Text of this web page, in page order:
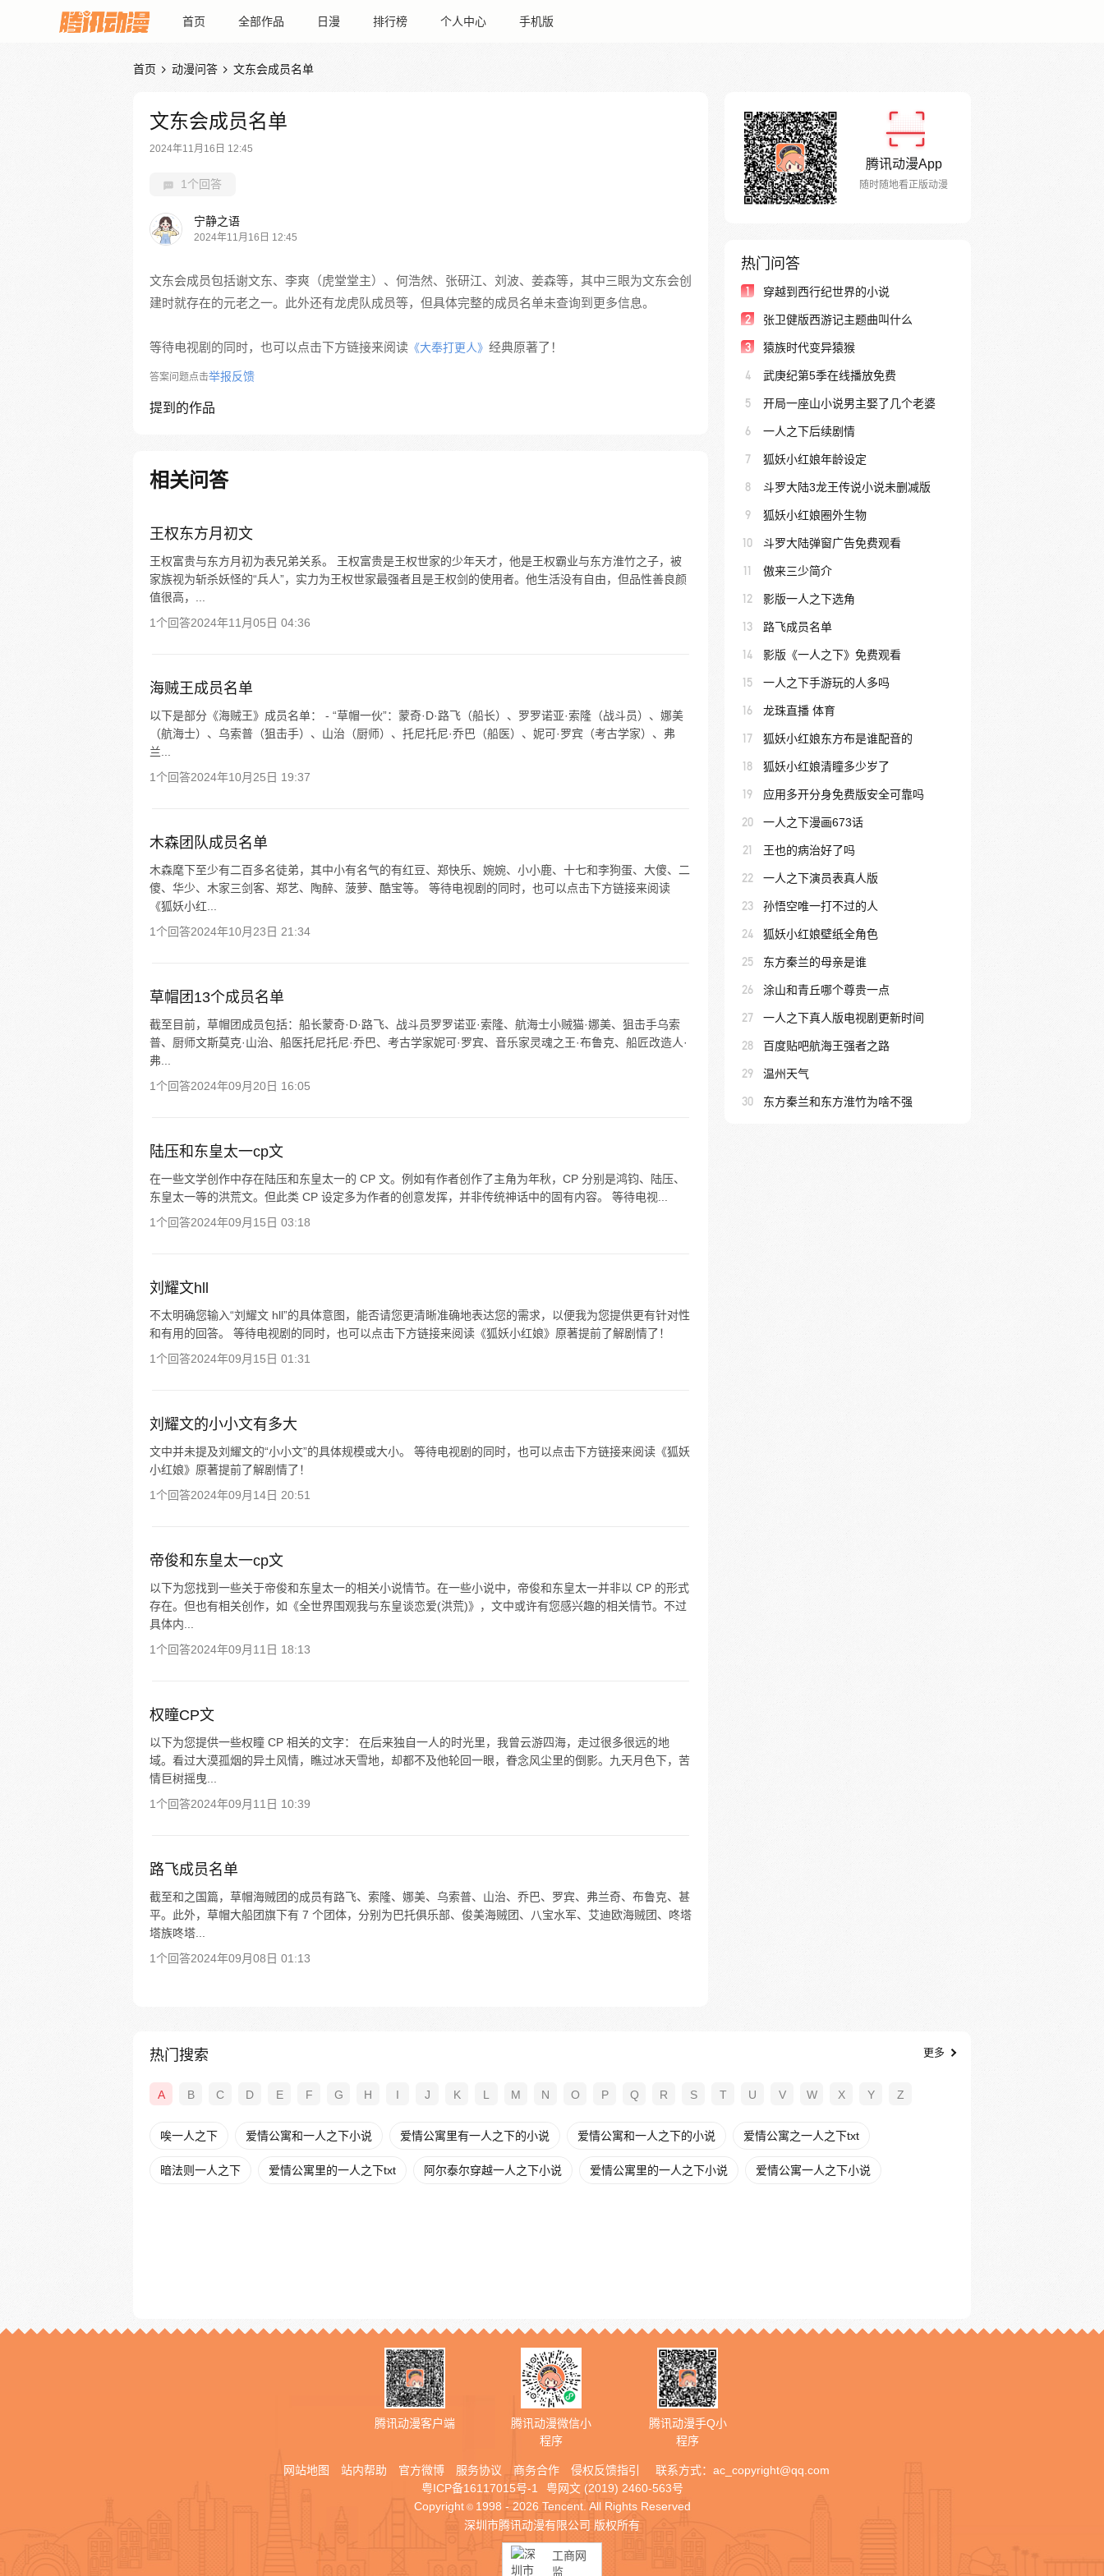
首页 全部作品 日漫 排行榜 个人中心 手机版
首页  动漫问答  文东会成员名单
文东会成员名单
2024年11月16日 12:45
1个回答
宁静之语
2024年11月16日 12:45
文东会成员包括谢文东、李爽（虎堂堂主）、何浩然、张研江、刘波、姜森等，其中三眼为文东会创
建时就存在的元老之一。此外还有龙虎队成员等，但具体完整的成员名单未查询到更多信息。
等待电视剧的同时，也可以点击下方链接来阅读 《大奉打更人》 经典原著了！
答案问题点击举报反馈
提到的作品
相关问答
王权东方月初文
王权富贵与东方月初为表兄弟关系。 王权富贵是王权世家的少年天才，他是王权霸业与东方淮竹之子，被
家族视为斩杀妖怪的“兵人”，实力为王权世家最强者且是王权剑的使用者。他生活没有自由，但品性善良颜
值很高，...
1个回答2024年11月05日 04:36
海贼王成员名单
以下是部分《海贼王》成员名单： - “草帽一伙”：蒙奇·D·路飞（船长）、罗罗诺亚·索隆（战斗员）、娜美
（航海士）、乌索普（狙击手）、山治（厨师）、托尼托尼·乔巴（船医）、妮可·罗宾（考古学家）、弗
兰...
1个回答2024年10月25日 19:37
木森团队成员名单
木森麾下至少有二百多名徒弟，其中小有名气的有红豆、郑快乐、婉婉、小小鹿、十七和李狗蛋、大傻、二
傻、华少、木家三剑客、郑艺、陶醉、菠萝、酷宝等。 等待电视剧的同时，也可以点击下方链接来阅读
《狐妖小红...
1个回答2024年10月23日 21:34
草帽团13个成员名单
截至目前，草帽团成员包括：船长蒙奇·D·路飞、战斗员罗罗诺亚·索隆、航海士小贼猫·娜美、狙击手乌索
普、厨师文斯莫克·山治、船医托尼托尼·乔巴、考古学家妮可·罗宾、音乐家灵魂之王·布鲁克、船匠改造人·
弗...
1个回答2024年09月20日 16:05
陆压和东皇太一cp文
在一些文学创作中存在陆压和东皇太一的 CP 文。例如有作者创作了主角为年秋，CP 分别是鸿钧、陆压、
东皇太一等的洪荒文。但此类 CP 设定多为作者的创意发挥，并非传统神话中的固有内容。 等待电视...
1个回答2024年09月15日 03:18
刘耀文hll
不太明确您输入“刘耀文 hll”的具体意图，能否请您更清晰准确地表达您的需求，以便我为您提供更有针对性
和有用的回答。 等待电视剧的同时，也可以点击下方链接来阅读《狐妖小红娘》原著提前了解剧情了！
1个回答2024年09月15日 01:31
刘耀文的小小文有多大
文中并未提及刘耀文的“小小文”的具体规模或大小。 等待电视剧的同时，也可以点击下方链接来阅读《狐妖
小红娘》原著提前了解剧情了！
1个回答2024年09月14日 20:51
帝俊和东皇太一cp文
以下为您找到一些关于帝俊和东皇太一的相关小说情节。在一些小说中，帝俊和东皇太一并非以 CP 的形式
存在。但也有相关创作，如《全世界围观我与东皇谈恋爱(洪荒)》，文中或许有您感兴趣的相关情节。不过
具体内...
1个回答2024年09月11日 18:13
权瞳CP文
以下为您提供一些权瞳 CP 相关的文字： 在后来独自一人的时光里，我曾云游四海，走过很多很远的地
域。看过大漠孤烟的异土风情，瞧过冰天雪地，却都不及他轮回一眼，眷念风尘里的倒影。九天月色下，苦
情巨树摇曳...
1个回答2024年09月11日 10:39
路飞成员名单
截至和之国篇，草帽海贼团的成员有路飞、索隆、娜美、乌索普、山治、乔巴、罗宾、弗兰奇、布鲁克、甚
平。此外，草帽大船团旗下有 7 个团体，分别为巴托俱乐部、俊美海贼团、八宝水军、艾迪欧海贼团、咚塔
塔族咚塔...
1个回答2024年09月08日 01:13
腾讯动漫App
随时随地看正版动漫
热门问答
1 穿越到西行纪世界的小说
2 张卫健版西游记主题曲叫什么
3 猿族时代变异猿猴
4 武庚纪第5季在线播放免费
5 开局一座山小说男主娶了几个老婆
6 一人之下后续剧情
7 狐妖小红娘年龄设定
8 斗罗大陆3龙王传说小说未删减版
9 狐妖小红娘圈外生物
10 斗罗大陆弹窗广告免费观看
11 傲来三少简介
12 影版一人之下选角
13 路飞成员名单
14 影版《一人之下》免费观看
15 一人之下手游玩的人多吗
16 龙珠直播 体育
17 狐妖小红娘东方布是谁配音的
18 狐妖小红娘清瞳多少岁了
19 应用多开分身免费版安全可靠吗
20 一人之下漫画673话
21 王也的病治好了吗
22 一人之下演员表真人版
23 孙悟空唯一打不过的人
24 狐妖小红娘壁纸全角色
25 东方秦兰的母亲是谁
26 涂山和青丘哪个尊贵一点
27 一人之下真人版电视剧更新时间
28 百度贴吧航海王强者之路
29 温州天气
30 东方秦兰和东方淮竹为啥不强
热门搜索 更多
A B C D E F G H I J K L M N O P Q R S T U V W X Y Z
唉一人之下 爱情公寓和一人之下小说 爱情公寓里有一人之下的小说 爱情公寓和一人之下的小说 爱情公寓之一人之下txt
暗法则一人之下 爱情公寓里的一人之下txt 阿尔泰尔穿越一人之下小说 爱情公寓里的一人之下小说 爱情公寓一人之下小说
腾讯动漫客户端
腾讯动漫微信小
程序
腾讯动漫手Q小
程序
网站地图 站内帮助 官方微博 服务协议 商务合作 侵权反馈指引 联系方式： ac_copyright@qq.com
粤ICP备16117015号-1
粤网文 (2019) 2460-563号
Copyright © 1998 - 2026 Tencent. All Rights Reserved
深圳市腾讯动漫有限公司 版权所有
工商网
监